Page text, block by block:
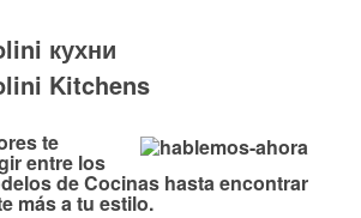
кухни
Kitchens
te
entre los
de Cocinas hasta encontrar
más a tu estilo.